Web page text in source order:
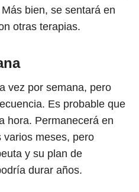
bien, se sentará en
otras terapias.
vez por semana, pero
Es probable que
hora. Permanecerá en
varios meses, pero
y su plan de
durar años.